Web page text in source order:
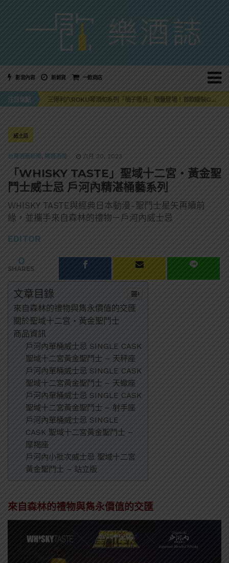
影音內容 新鮮貨 一飲商店
注目焦點
萬眾敲碗如期回歸！SUNMAI金色三麥3度攜手花蓮瓜農品牌「阿強西瓜」
三得利六ROKU琴酒旬系列「柚子雪見」限量登場！首款罐裝GIN SODA 10月同步上市
美國正式恢復蘇格蘭威士忌零關稅！烈酒產業再次迎來重磅利多
威士忌
台灣酒圈新聞 , 精選酒聞 六月 30, 2023
「WHISKY TASTE」聖域十二宮・黃金聖
鬥士威士忌 戶河內精湛桶藝系列
WHISKY TASTE與經典日本動漫-聖鬥士星矢再續前
緣，並攜手來自森林的禮物－戶河內威士忌
EDITOR
0
SHARES
文章目錄
來自森林的禮物與雋永價值的交匯
關於聖域十二宮・黃金聖鬥士
商品資訊
戶河內單桶威士忌 SINGLE CASK
聖域十二宮黃金聖鬥士 – 天秤座
戶河內單桶威士忌 SINGLE CASK
聖域十二宮黃金聖鬥士 – 天蠍座
戶河內單桶威士忌 SINGLE CASK
聖域十二宮黃金聖鬥士 – 射手座
戶河內單桶威士忌 SINGLE
CASK 聖域十二宮黃金聖鬥士 –
摩羯座
戶河內小批次威士忌 聖域十二宮
黃金聖鬥士 – 站立版
來自森林的禮物與雋永價值的交匯